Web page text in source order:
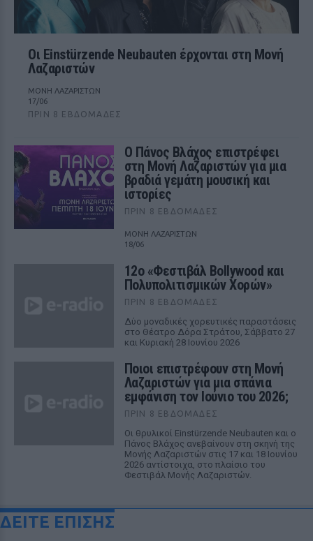
Οι Einstürzende Neubauten έρχονται στη Μονή
Λαζαριστών
ΜΟΝΗ ΛΑΖΑΡΙΣΤΩΝ
17/06
ΠΡΙΝ 8 ΕΒΔΟΜΆΔΕΣ
Ο Πάνος Βλάχος επιστρέφει
στη Μονή Λαζαριστών για μια
βραδιά γεμάτη μουσική και
ιστορίες
ΠΡΙΝ 8 ΕΒΔΟΜΆΔΕΣ
ΜΟΝΗ ΛΑΖΑΡΙΣΤΩΝ
18/06
12ο «Φεστιβάλ Bollywood και
Πολυπολιτισμικών Χορών»
ΠΡΙΝ 8 ΕΒΔΟΜΆΔΕΣ
Δύο μοναδικές χορευτικές παραστάσεις
στο Θέατρο Δόρα Στράτου, Σάββατο 27
και Κυριακή 28 Ιουνίου 2026
Ποιοι επιστρέφουν στη Μονή
Λαζαριστών για μια σπάνια
εμφάνιση τον Ιούνιο του 2026;
ΠΡΙΝ 8 ΕΒΔΟΜΆΔΕΣ
Οι θρυλικοί Einstürzende Neubauten και ο
Πάνος Βλάχος ανεβαίνουν στη σκηνή της
Μονής Λαζαριστών στις 17 και 18 Ιουνίου
2026 αντίστοιχα, στο πλαίσιο του
Φεστιβάλ Μονής Λαζαριστών.
ΔΕΙΤΕ ΕΠΙΣΗΣ